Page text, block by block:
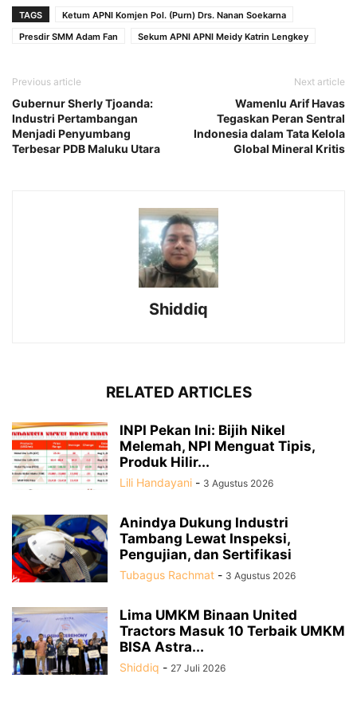
TAGS
Ketum APNI Komjen Pol. (Purn) Drs. Nanan Soekarna
Presdir SMM Adam Fan
Sekum APNI APNI Meidy Katrin Lengkey
Previous article
Gubernur Sherly Tjoanda:
Industri Pertambangan
Menjadi Penyumbang
Terbesar PDB Maluku Utara
Next article
Wamenlu Arif Havas
Tegaskan Peran Sentral
Indonesia dalam Tata Kelola
Global Mineral Kritis
Shiddiq
RELATED ARTICLES
INPI Pekan Ini: Bijih Nikel
Melemah, NPI Menguat Tipis,
Produk Hilir...
Lili Handayani - 3 Agustus 2026
Anindya Dukung Industri
Tambang Lewat Inspeksi,
Pengujian, dan Sertifikasi
Tubagus Rachmat - 3 Agustus 2026
Lima UMKM Binaan United
Tractors Masuk 10 Terbaik UMKM
BISA Astra...
Shiddiq - 27 Juli 2026